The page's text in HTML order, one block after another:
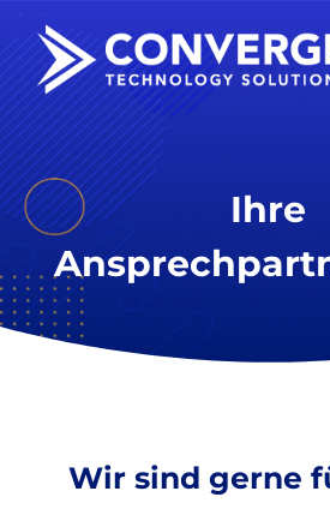
Ihre
Wir sind gerne